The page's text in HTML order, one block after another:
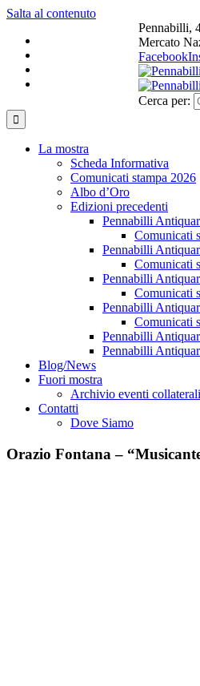
Salta al contenuto
Pennabilli,
Mercato
Facebook
Cerca per:
La mostra
Scheda Informativa
Comunicati stampa 2026
Albo d’Oro
Edizioni precedenti
Pennabilli
Comunicati
Pennabilli
Comunicati
Pennabilli
Comunicati
Pennabilli
Comunicati
Pennabilli
Pennabilli
Blog/News
Fuori mostra
Archivio eventi collaterali
Contatti
Dove Siamo
Orazio Fontana –